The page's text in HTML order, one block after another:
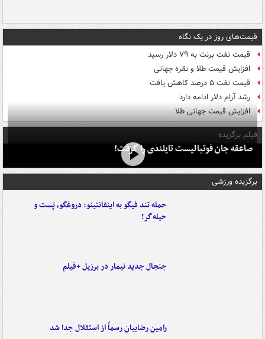
قیمت‌های روز در یک نگاه
قیمت نفت برنت به ۷۹ دلار رسید
افزایش قیمت طلا و نقره جهانی
قیمت نفت ۵ درصد کاهش یافت
رشد آرام دلار ادامه دارد
افزایش قیمت جهانی طلا
فیلم برگزیده
صاعقه جان فوتبالیست تایلندی را گرفت!
برگزیده ورزشی
حمله تند فیگو به اینفانتینو: دروغگو، پَست‌ و
حیله‌گر!
جنجال جدید نیمار در برزیل +فیلم
رامین رضاییان رسماً از استقلال جدا شد